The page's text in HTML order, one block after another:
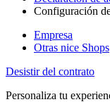
Configuración
Empresa
Otras nice Shops
Desistir del contrato
Personaliza tu